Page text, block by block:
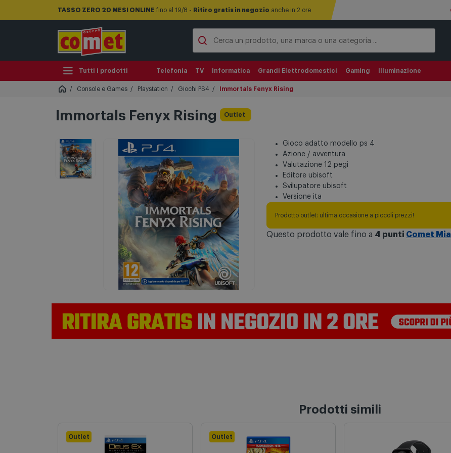
TASSO ZERO 20 MESI ONLINE fino al 19/8 - Ritiro gratis in negozio anche in 2 ore
Tutti i prodotti Telefonia TV Informatica Grandi Elettrodomestici Gaming Illuminazione
Console e Games Playstation Giochi PS4 Immortals Fenyx Rising
Immortals Fenyx Rising Outlet
Gioco adatto modello ps 4
Azione / avventura
Valutazione 12 pegi
Editore ubisoft
Svilupatore ubisoft
Versione ita
Prodotto outlet: ultima occasione a piccoli prezzi!
Questo prodotto vale fino a 4 punti Comet Mia